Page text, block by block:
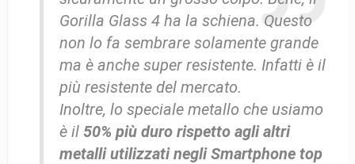
Gorilla Glass 4 ha la schiena. Questo
non lo fa sembrare solamente grande
ma è anche super resistente. Infatti è il
più resistente del mercato.
Inoltre, lo speciale metallo che usiamo
è il 50% più duro rispetto agli altri
metalli utilizzati negli Smartphone top